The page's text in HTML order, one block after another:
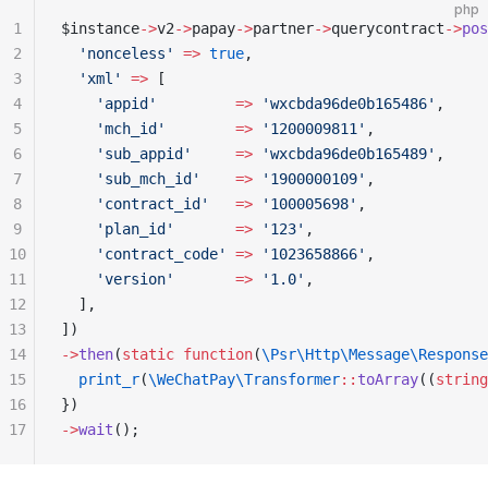
php
$instance->v2->papay->partner->querycontract->
  'nonceless'
=> true,
  'xml'
=> [
    'appid'
         =>
'wxcbda96de0b165486' ,
    'mch_id'
        =>
'1200009811' ,
    'sub_appid'
     =>
'wxcbda96de0b165489' ,
    'sub_mch_id'
    =>
'1900000109' ,
    'contract_id'
   =>
'100005698' ,
    'plan_id'
       =>
'123' ,
    'contract_code'
=> '1023658866' ,
    'version'
       =>
'1.0' ,
  ],
])
->then(static function(
  print_r
(\WeChatPay\Transformer:: toArray((string
})
->wait ();
1
2
3
4
5
6
7
8
9
10
11
12
13
14
15
16
17